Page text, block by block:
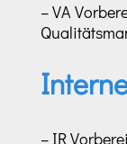
– VA
– IR